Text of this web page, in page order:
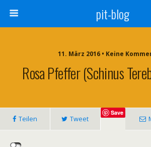
pit-blog
11. März 2016 • Keine
Rosa Pfeffer (Schinus
Teilen Tweet
Save